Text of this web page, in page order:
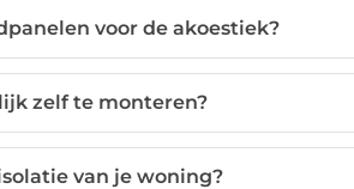
voor de akoestiek?
zelf te monteren?
van je woning?